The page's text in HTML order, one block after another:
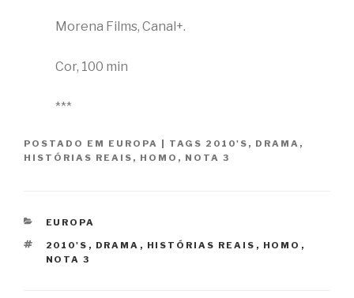
Morena Films, Canal+.
Cor, 100 min
***
POSTADO EM EUROPA TAGS 2010'S , DRAMA ,
HISTÓRIAS REAIS , HOMO , NOTA 3
CATEGORIAS
EUROPA
TAGS
2010'S , DRAMA , HISTÓRIAS REAIS , HOMO ,
NOTA 3